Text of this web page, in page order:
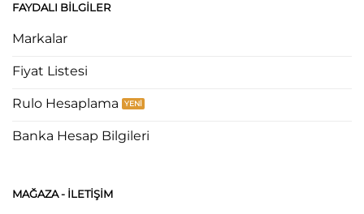
FAYDALI BILGILER
Markalar
Fiyat Listesi
Rulo Hesaplama
Banka Hesap Bilgileri
MAĞAZA - ILETIŞIM